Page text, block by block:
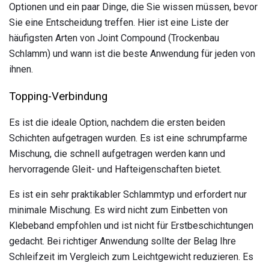
Optionen und ein paar Dinge, die Sie wissen müssen, bevor
Sie eine Entscheidung treffen. Hier ist eine Liste der
häufigsten Arten von Joint Compound (Trockenbau
Schlamm) und wann ist die beste Anwendung für jeden von
ihnen.
Topping-Verbindung
Es ist die ideale Option, nachdem die ersten beiden
Schichten aufgetragen wurden. Es ist eine schrumpfarme
Mischung, die schnell aufgetragen werden kann und
hervorragende Gleit- und Hafteigenschaften bietet.
Es ist ein sehr praktikabler Schlammtyp und erfordert nur
minimale Mischung. Es wird nicht zum Einbetten von
Klebeband empfohlen und ist nicht für Erstbeschichtungen
gedacht. Bei richtiger Anwendung sollte der Belag Ihre
Schleifzeit im Vergleich zum Leichtgewicht reduzieren. Es